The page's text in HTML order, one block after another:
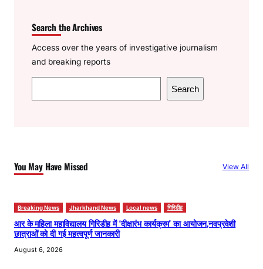
Search the Archives
Access over the years of investigative journalism
and breaking reports
e
h
Search
You May Have Missed View All
Breaking News Jharkhand News Local news गिरिडीह
आर के महिला महाविद्यालय गिरिडीह में ‘दीक्षारंभ कार्यक्रम’ का आयोजन,नवप्रवेशी
छात्राओं को दी गई महत्वपूर्ण जानकारी
August 6, 2026